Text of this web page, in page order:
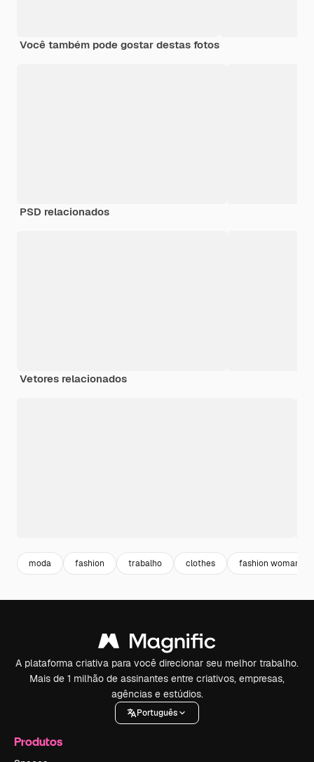
Você também pode gostar destas fotos
PSD relacionados
Vetores relacionados
moda fashion trabalho clothes fashion woman
A plataforma criativa para você direcionar seu melhor trabalho.
Mais de 1 milhão de assinantes entre criativos, empresas,
agências e estúdios.
Português
Produtos